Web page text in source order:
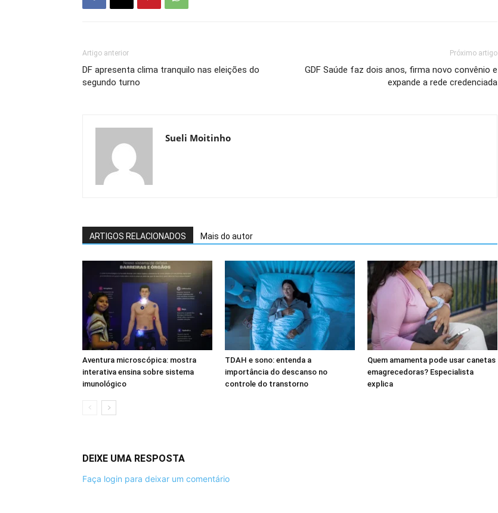
Artigo anterior
DF apresenta clima tranquilo nas eleições do
segundo turno
Próximo artigo
GDF Saúde faz dois anos, firma novo convênio e
expande a rede credenciada
Sueli Moitinho
ARTIGOS RELACIONADOS Mais do autor
Aventura microscópica: mostra
interativa ensina sobre sistema
imunológico
TDAH e sono: entenda a
importância do descanso no
controle do transtorno
Quem amamenta pode usar canetas
emagrecedoras? Especialista
explica
DEIXE UMA RESPOSTA
Faça login para deixar um comentário